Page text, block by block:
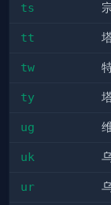
ts
tt
tw
ty
ug
uk
ur